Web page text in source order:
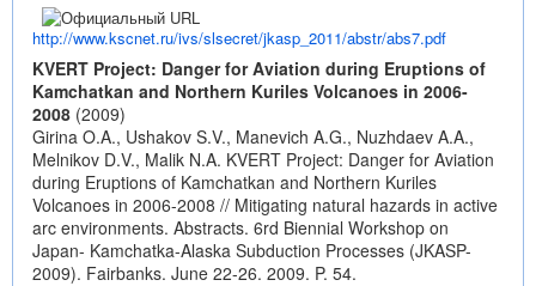
http://www.kscnet.ru/ivs/slsecret/jkasp_2011/abstr/abs7.pdf
KVERT Project: Danger for Aviation during Eruptions of
Kamchatkan and Northern Kuriles Volcanoes in 2006-
2008 (2009)
Girina O.A., Ushakov S.V., Manevich A.G., Nuzhdaev A.A.,
Melnikov D.V., Malik N.A. KVERT Project: Danger for Aviation
during Eruptions of Kamchatkan and Northern Kuriles
Volcanoes in 2006-2008 // Mitigating natural hazards in active
arc environments. Abstracts. 6rd Biennial Workshop on
Japan- Kamchatka-Alaska Subduction Processes (JKASP-
2009). Fairbanks. June 22-26. 2009. P. 54.